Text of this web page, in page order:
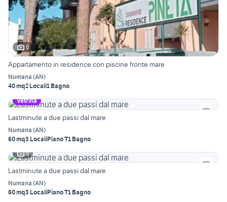
6
Appartamento in residence con piscine fronte mare
Numana (AN)
40 mq2 Locali1 Bagno
Vetrina
Lastminute a due passi dal mare
Numana (AN)
60 mq3 LocaliPiano T1 Bagno
6
Lastminute a due passi dal mare
Numana (AN)
60 mq3 LocaliPiano T1 Bagno